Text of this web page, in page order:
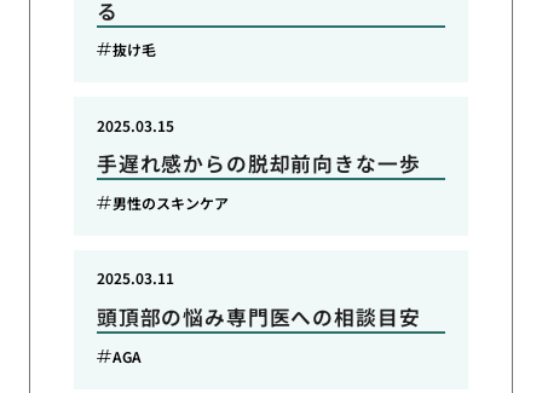
る
抜け毛
手遅れ感からの脱却前向きな一歩
2025.03.15
男性のスキンケア
頭頂部の悩み専門医への相談目安
2025.03.11
AGA